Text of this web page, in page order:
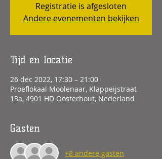
Registratie is afgesloten
Andere evenementen bekijken
Tijd en locatie
26 dec 2022, 17:30 – 21:00
Proeflokaal Moolenaar, Klappeijstraat
13a, 4901 HD Oosterhout, Nederland
Gasten
+8 andere gasten